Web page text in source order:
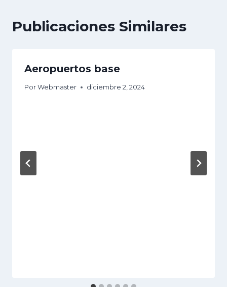
Publicaciones Similares
Aeropuertos base
Por Webmaster diciembre 2, 2024